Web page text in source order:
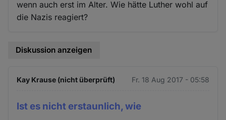
wenn auch erst im Alter. Wie hätte Luther wohl auf
die Nazis reagiert?
Diskussion anzeigen
Kay Krause (nicht überprüft) Fr. 18 Aug 2017 - 05:58
Ist es nicht erstaunlich, wie